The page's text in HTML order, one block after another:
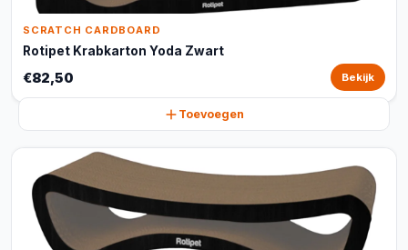
SCRATCH CARDBOARD
Rotipet Krabkarton Yoda Zwart
€82,50 Bekijk
Toevoegen